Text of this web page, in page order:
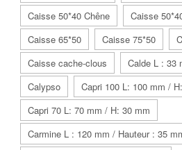
Caisse 50*40 Chêne
Caisse
Caisse 65*50
Caisse 75*50
Caisse cache-clous
Calde L : 33
Calypso
Capri 100 L: 100 mm /
Capri 70 L: 70 mm / H: 30 mm
Carmine L : 120 mm / Hauteur : 35